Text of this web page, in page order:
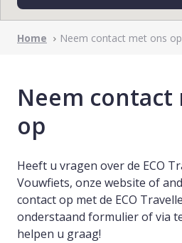
Home Neem contact met ons op
Neem contact
op
Heeft u vragen over de ECO
Vouwfiets, onze website of
contact op met de ECO
onderstaand formulier of via
helpen u graag!